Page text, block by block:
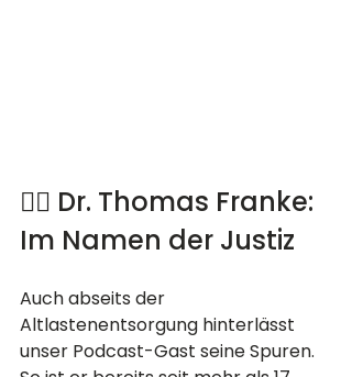
👨‍⚖️ Dr. Thomas Franke:
Im Namen der Justiz
Auch abseits der
Altlastenentsorgung hinterlässt
unser Podcast-Gast seine Spuren.